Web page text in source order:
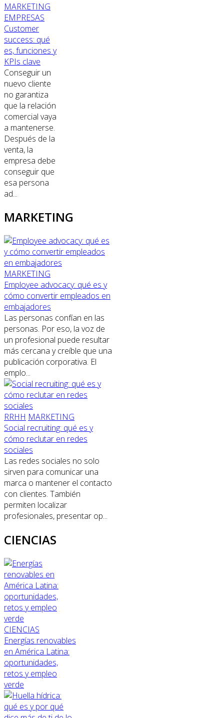
MARKETING
EMPRESAS
Customer
success: qué
es, funciones y
KPIs clave
Conseguir un
nuevo cliente
no garantiza
que la relación
comercial vaya
a mantenerse.
Después de la
venta, la
empresa debe
conseguir que
esa persona
ad...
MARKETING
MARKETING
Employee advocacy: qué es y
cómo convertir empleados en
embajadores
Las personas confían en las
personas. Por eso, la voz de
un profesional puede resultar
más cercana y creíble que una
publicación corporativa. El
emplo...
RRHH MARKETING
Social recruiting: qué es y
cómo reclutar en redes
sociales
Las redes sociales no solo
sirven para comunicar una
marca o mantener el contacto
con clientes. También
permiten localizar
profesionales, presentar op...
CIENCIAS
CIENCIAS
Energías renovables
en América Latina:
oportunidades,
retos y empleo
verde